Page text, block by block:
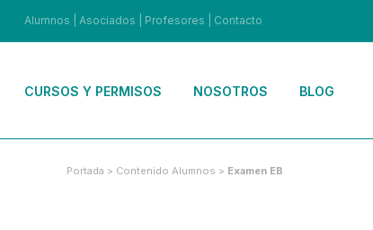
Alumnos Asociados Profesores Contacto
CURSOS Y PERMISOS NOSOTROS BLOG
Portada > Contenido Alumnos > Examen EB